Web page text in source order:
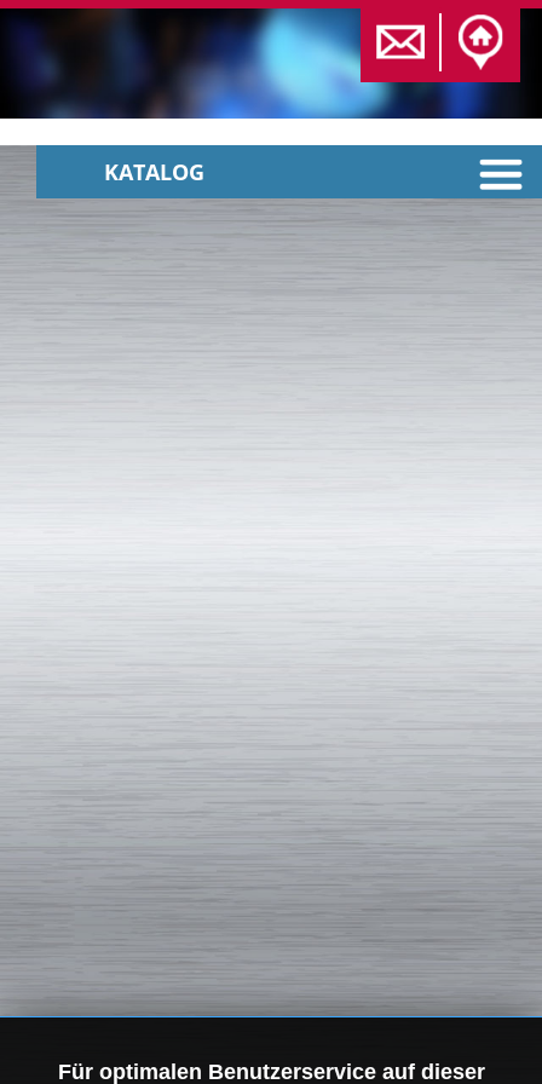
KATALOG
Für optimalen Benutzerservice auf dieser